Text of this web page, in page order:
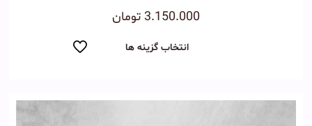
3.150.000 تومان
انتخاب گزینه ها